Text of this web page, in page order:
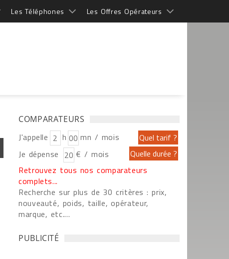
Les Téléphones Les Offres Opérateurs
COMPARATEURS
J'appelle h
mn / mois
Je dépense
€ / mois
Retrouvez tous nos comparateurs
complets...
Recherche sur plus de 30 critères : prix,
nouveauté, poids, taille, opérateur,
marque, etc....
PUBLICITÉ